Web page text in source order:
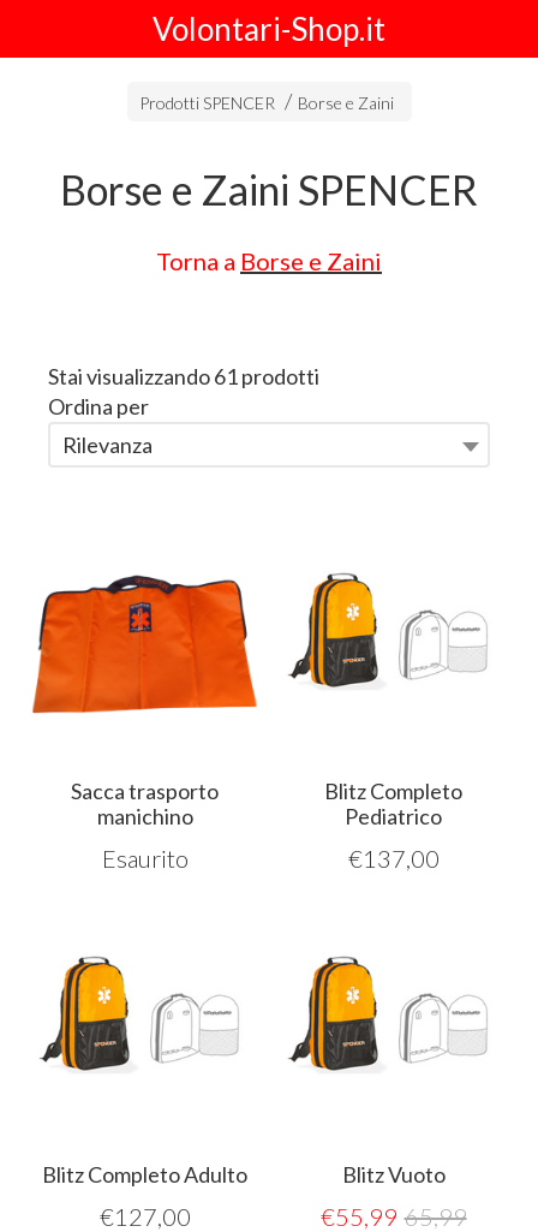
Volontari-Shop.it
Prodotti SPENCER Borse e Zaini
Borse e Zaini SPENCER
Torna a Borse e Zaini
Stai visualizzando 61 prodotti
Ordina per
Rilevanza
Sacca trasporto
manichino
Esaurito
Blitz Completo
Pediatrico
€137,00
Blitz Completo Adulto
€127,00
Blitz Vuoto
€55,99 65,99